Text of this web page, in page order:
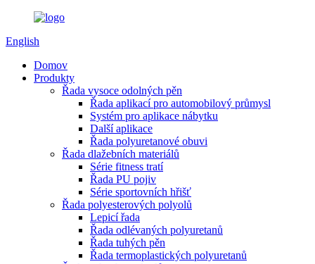
English
Domov
Produkty
Řada vysoce odolných pěn
Řada aplikací pro automobilový průmysl
Systém pro aplikace nábytku
Další aplikace
Řada polyuretanové obuvi
Řada dlažebních materiálů
Série fitness tratí
Řada PU pojiv
Série sportovních hřišť
Řada polyesterových polyolů
Lepicí řada
Řada odlévaných polyuretanů
Řada tuhých pěn
Řada termoplastických polyuretanů